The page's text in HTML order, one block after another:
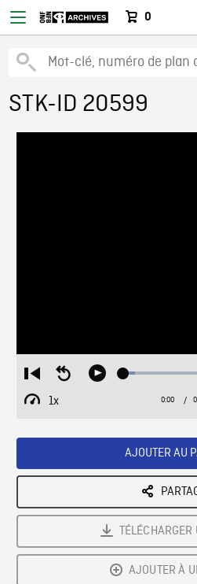
0
STK-ID 20599
Restart
from
beginning
Seek
Play Loaded:
1x
Playback
Current
0:00 /
AJOUTER AU
TÉLÉCHARGER
AJOUTER À